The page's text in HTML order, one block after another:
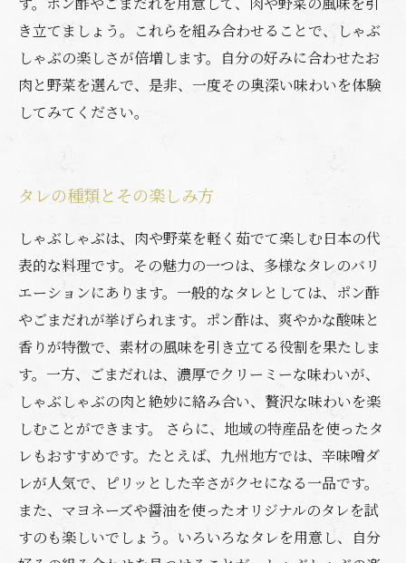
き立てましょう。これらを組み合わせることで、しゃぶ
しゃぶの楽しさが倍増します。自分の好みに合わせたお
肉と野菜を選んで、是非、一度その奥深い味わいを体験
してみてください。
タレの種類とその楽しみ方
しゃぶしゃぶは、肉や野菜を軽く茹でて楽しむ日本の代
表的な料理です。その魅力の一つは、多様なタレのバリ
エーションにあります。一般的なタレとしては、ポン酢
やごまだれが挙げられます。ポン酢は、爽やかな酸味と
香りが特徴で、素材の風味を引き立てる役割を果たしま
す。一方、ごまだれは、濃厚でクリーミーな味わいが、
しゃぶしゃぶの肉と絶妙に絡み合い、贅沢な味わいを楽
しむことができます。 さらに、地域の特産品を使ったタ
レもおすすめです。たとえば、九州地方では、辛味噌ダ
レが人気で、ピリッとした辛さがクセになる一品です。
また、マヨネーズや醤油を使ったオリジナルのタレを試
すのも楽しいでしょう。いろいろなタレを用意し、自分